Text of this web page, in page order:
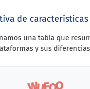
de
una tabla que
y sus